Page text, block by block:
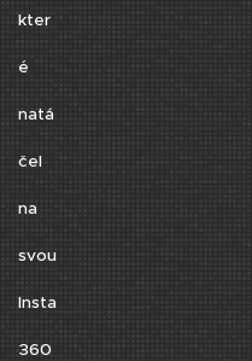
kter
é
natá
čel
na
svou
Insta
360